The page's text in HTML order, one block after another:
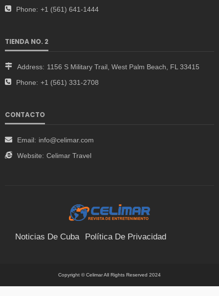
Phone: +1 (561) 641-1444
TIENDA NO. 2
Address: 1156 S Military Trail, West Palm Beach, FL 33415
Phone: +1 (561) 331-2708
CONTACTO
Email: info@celimar.com
Website: Celimar Travel
Noticias De Cuba Política De Privacidad
Copyright © Celimar All Rights Reserved 2024